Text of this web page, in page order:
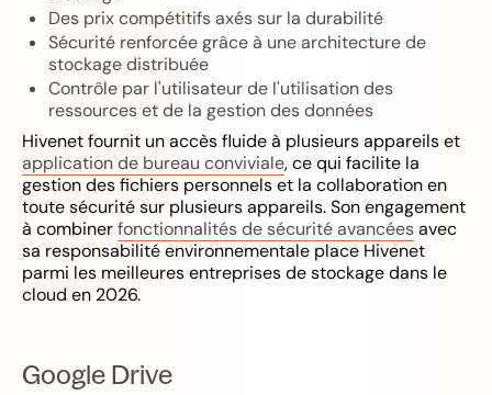
Des prix compétitifs axés sur la durabilité
Sécurité renforcée grâce à une architecture de
stockage distribuée
Contrôle par l'utilisateur de l'utilisation des
ressources et de la gestion des données
Hivenet fournit un accès fluide à plusieurs appareils et
application de bureau conviviale, ce qui facilite la
gestion des fichiers personnels et la collaboration en
toute sécurité sur plusieurs appareils. Son engagement
à combinerfonctionnalités de sécurité avancéesavec
sa responsabilité environnementale place Hivenet
parmi les meilleures entreprises de stockage dans le
cloud en 2026.
Google Drive